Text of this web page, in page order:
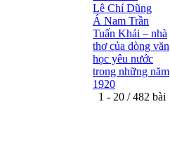
Lê Chí Dũng
Á Nam Trần
Tuấn Khải – nhà
thơ của dòng văn
học yêu nước
trong những năm
1920
1 - 20 / 482 bài